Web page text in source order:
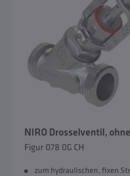
NIRO Drosselventil,
Figur 078 0G CH
zum hydraulischen, fixen